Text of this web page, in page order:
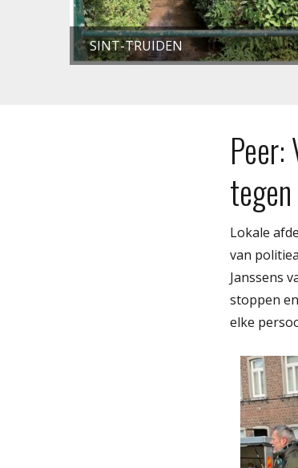
SINT-TRUIDEN
Lokale
van
Janssens
stoppen
elke